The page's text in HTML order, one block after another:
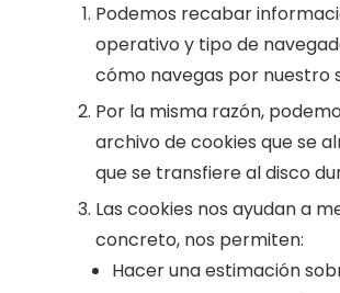
Podemos recabar
operativo y tipo de
cómo navegas por nuestro
Por la misma razón,
archivo de cookies que se
que se transfiere al disco
Las cookies nos ayudan a
concreto, nos permiten:
Hacer una estimación